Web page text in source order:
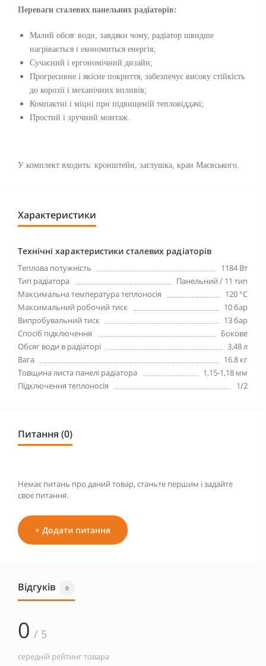
Переваги сталевих панельних радіаторів:
Малий обсяг води, завдяки чому, радіатор швидше
нагрівається і економиться енергія;
Сучасний і ергономічний дизайн;
Прогресивне і якісне покриття, забезпечує високу стійкість
до корозії і механічних впливів;
Компактні і міцні при підвищеній тепловіддачі;
Простий і зручний монтаж.
У комплект входить: кронштейн, заглушка, кран Маєвського.
Характеристики
Технічні характеристики сталевих радіаторів
Теплова потужність
1184 Вт
Тип радіатора
Панельний / 11 тип
Максимальна температура теплоносія
120 °С
Максимальний робочий тиск
10 бар
Випробувальний тиск
13 бар
Спосіб підключення
Бокове
Обсяг води в радіаторі
3,48 л
Вага
16.8 кг
Товщина листа панелі радіатора
1,15-1,18 мм
Підключення теплоносія
1/2
Питання (0)
Немає питань про даний товар, станьте першим і задайте
своє питання.
+ Додати питання
Відгуків 0
0 / 5
середній рейтинг товара